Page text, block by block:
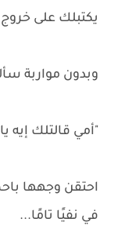
يكتبلك على
وبدون مواربة
"أمي قالتلك إيه
احتقن وجهها
في نفيًا تامًا...